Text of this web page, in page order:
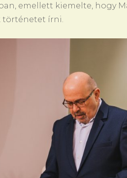
emellett kiemelte, hogy
történetet írni.